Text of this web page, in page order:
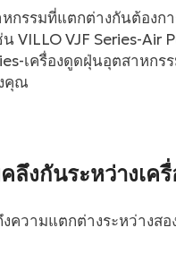
รรมที่แตกต่างกันต้องก
VILLO VJF Series-
เครื่องดูดฝุ่นอุตสาห
คุณ
ลึงกันระหว่างเค
ความแตกต่างระหว่างส